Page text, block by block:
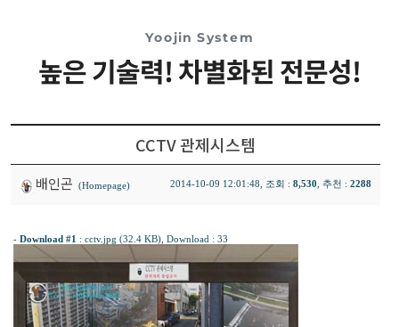
Yoojin System
높은 기술력! 차별화된 전문성!
CCTV 관제시스템
배인곤 (Homepage) 2014-10-09 12:01:48, 조회 : 8,530 , 추천 : 2288
- Download #1 : cctv.jpg (32.4 KB) , Download : 33